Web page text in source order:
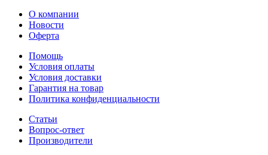
О компании
Новости
Оферта
Помощь
Условия оплаты
Условия доставки
Гарантия на товар
Политика конфиденциальности
Статьи
Вопрос-ответ
Производители